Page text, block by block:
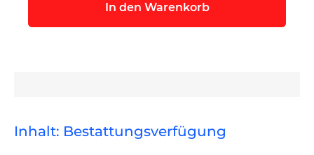
In den Warenkorb
Inhalt: Bestattungsverfügung